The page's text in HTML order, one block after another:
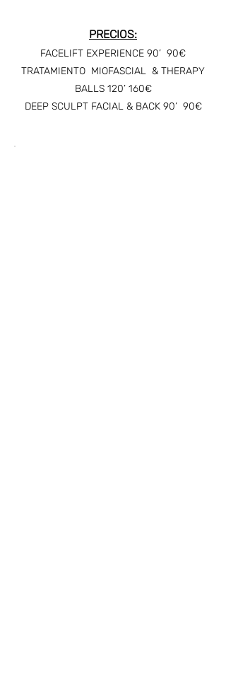
PRECIOS:
FACELIFT EXPERIENCE 90’ 90€
TRATAMIENTO MIOFASCIAL & THERAPY
BALLS 120’ 160€
DEEP SCULPT FACIAL & BACK 90’ 90€